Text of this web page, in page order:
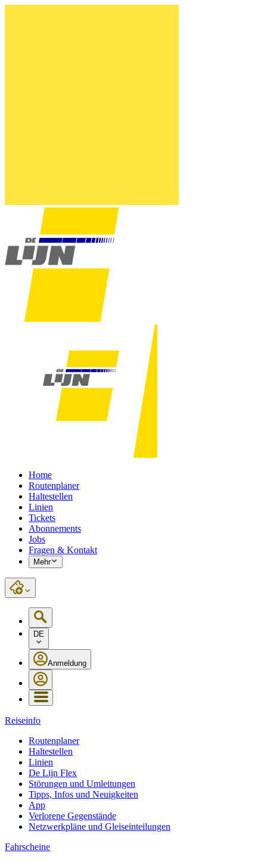
Home
Routenplaner
Haltestellen
Linien
Tickets
Abonnements
Jobs
Fragen & Kontakt
Mehr
DE
Anmeldung
Reiseinfo
Routenplaner
Haltestellen
Linien
De Lijn Flex
Störungen und Umleitungen
Tipps, Infos und Neuigkeiten
App
Verlorene Gegenstände
Netzwerkpläne und Gleiseinteilungen
Fahrscheine